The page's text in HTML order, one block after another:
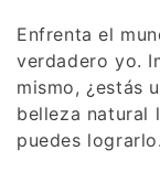
Enfrenta el
verdadero yo.
mismo, ¿estás
belleza natural
puedes lograrlo.